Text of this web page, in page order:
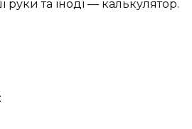
руки та іноді — калькулятор.